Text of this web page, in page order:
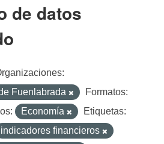
de datos
Fuenlabrada
Formatos:
Economía
Etiquetas:
indicadores financieros